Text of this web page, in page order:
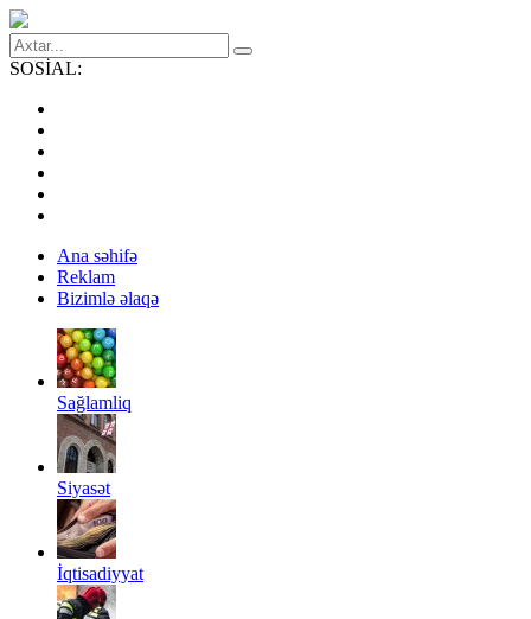
SOSİAL:
Ana səhifə
Reklam
Bizimlə əlaqə
Sağlamliq
Siyasət
İqtisadiyyat